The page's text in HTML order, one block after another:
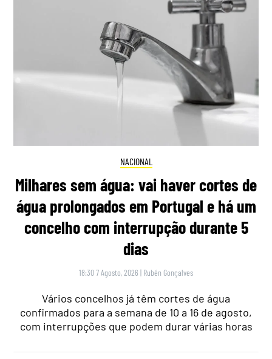
NACIONAL
Milhares sem água: vai haver cortes de
água prolongados em Portugal e há um
concelho com interrupção durante 5
dias
18:30 7 Agosto, 2026 | Rubén Gonçalves
Vários concelhos já têm cortes de água
confirmados para a semana de 10 a 16 de agosto,
com interrupções que podem durar várias horas